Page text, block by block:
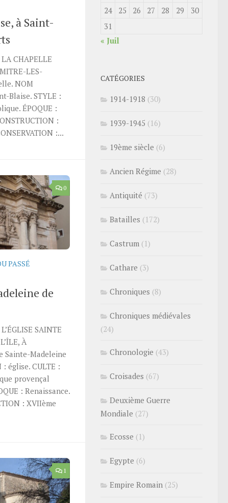
à Saint-
LA CHAPELLE
LES-
NOM
Blaise. STYLE :
ÉPOQUE :
:
:...
0
PASSÉ
de
SAINTE
À
Sainte-Madeleine
église. CULTE :
provençal
: Renaissance.
: XVIIème
1
24
25 26 27 28 29
30
31
« Juil
CATÉGORIES
1914-1918 (30)
1939-1945 (16)
19ème siècle (6)
Ancien Régime (28)
Antiquité (73)
Batailles (172)
Castrum (1)
Cathare (3)
Chroniques (8)
Chroniques médiévales
(24)
Chronologie (43)
Croisades (67)
Deuxième Guerre
Mondiale (27)
Ecosse (1)
Egypte (6)
Empire Romain (25)